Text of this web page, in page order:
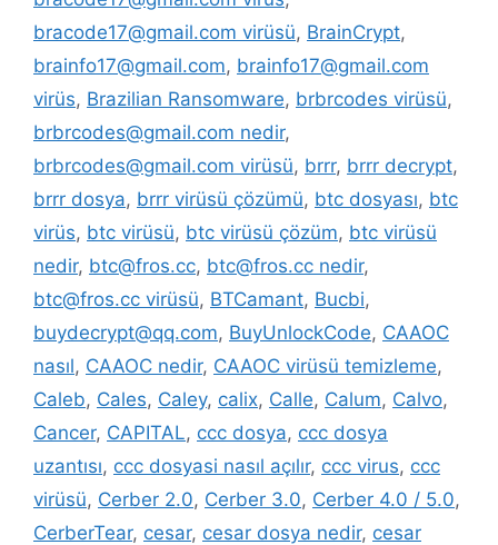
bracode17@gmail.com virüsü, BrainCrypt,
brainfo17@gmail.com, brainfo17@gmail.com
virüs, Brazilian Ransomware, brbrcodes virüsü,
brbrcodes@gmail.com nedir,
brbrcodes@gmail.com virüsü, brrr, brrr decrypt,
brrr dosya, brrr virüsü çözümü, btc dosyası, btc
virüs, btc virüsü, btc virüsü çözüm, btc virüsü
nedir, btc@fros.cc, btc@fros.cc nedir,
btc@fros.cc virüsü, BTCamant, Bucbi,
buydecrypt@qq.com, BuyUnlockCode, CAAOC
nasıl, CAAOC nedir, CAAOC virüsü temizleme,
Caleb, Cales, Caley, calix, Calle, Calum, Calvo,
Cancer, CAPITAL, ccc dosya, ccc dosya
uzantısı, ccc dosyasi nasıl açılır, ccc virus, ccc
virüsü, Cerber 2.0, Cerber 3.0, Cerber 4.0 / 5.0,
CerberTear, cesar, cesar dosya nedir, cesar